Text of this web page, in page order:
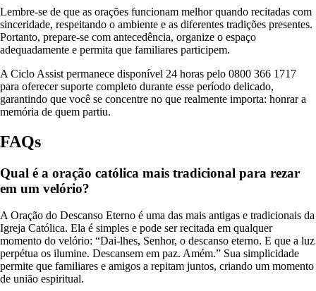
Lembre-se de que as orações funcionam melhor quando recitadas com
sinceridade, respeitando o ambiente e as diferentes tradições presentes.
Portanto, prepare-se com antecedência, organize o espaço
adequadamente e permita que familiares participem.
A Ciclo Assist permanece disponível 24 horas pelo 0800 366 1717
para oferecer suporte completo durante esse período delicado,
garantindo que você se concentre no que realmente importa: honrar a
memória de quem partiu.
FAQs
Qual é a oração católica mais tradicional para rezar
em um velório?
A Oração do Descanso Eterno é uma das mais antigas e tradicionais da
Igreja Católica. Ela é simples e pode ser recitada em qualquer
momento do velório: “Dai-lhes, Senhor, o descanso eterno. E que a luz
perpétua os ilumine. Descansem em paz. Amém.” Sua simplicidade
permite que familiares e amigos a repitam juntos, criando um momento
de união espiritual.